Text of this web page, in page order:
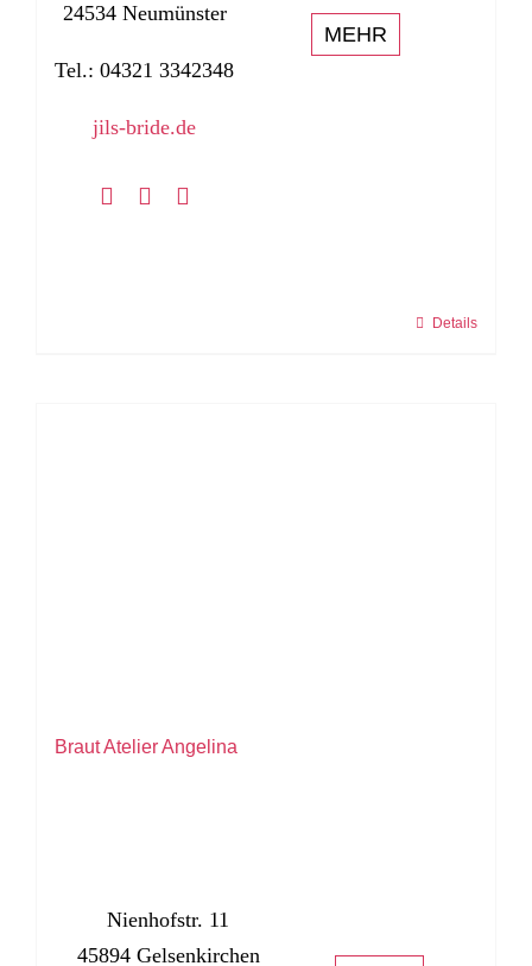
24534 Neumünster
Tel.: 04321 3342348
jils-bride.de
MEHR
Details
Braut Atelier Angelina
Nienhofstr. 11
45894 Gelsenkirchen